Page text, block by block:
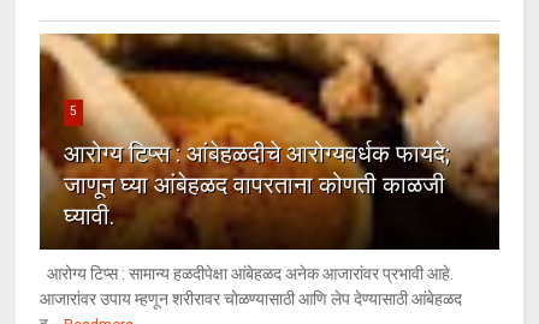
5
आरोग्य टिप्स : आंबेहळदीचे आरोग्यवर्धक फायदे;
जाणून घ्या आंबेहळद वापरताना कोणती काळजी
घ्यावी.
आरोग्य टिप्स : सामान्य हळदीपेक्षा आंबेहळद अनेक आजारांवर प्रभावी आहे.
आजारांवर उपाय म्हणून शरीरावर चोळण्यासाठी आणि लेप देण्यासाठी आंबेहळद